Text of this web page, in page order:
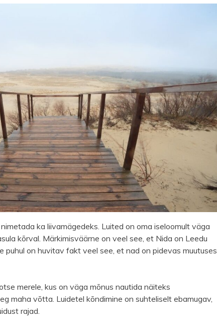
ka liivamägedeks. Luited on oma iseloomult väga
kõrval. Märkimisväärne on veel see, et Nida on Leedu
puhul on huvitav fakt veel see, et nad on pidevas muutuses
merele, kus on väga mõnus nautida näiteks
maha võtta. Luidetel kõndimine on suhteliselt ebamugav,
rajad.